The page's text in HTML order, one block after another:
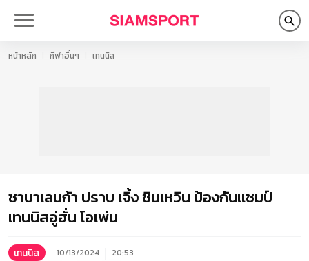
หน้าหลัก กีฬาอื่นๆ เทนนิส
ซาบาเลนก้า ปราบ เจิ้ง ชินเหวิน ป้องกันแชมป์
เทนนิสอู่ฮั่น โอเพ่น
เทนนิส 10/13/2024 20:53